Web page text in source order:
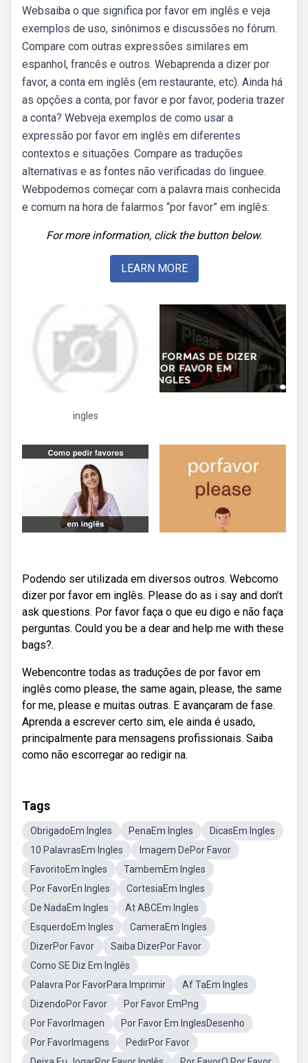
Websaiba o que significa por favor em inglês e veja
exemplos de uso, sinônimos e discussões no fórum.
Compare com outras expressões similares em
espanhol, francês e outros. Webaprenda a dizer por
favor, a conta em inglês (em restaurante, etc). Ainda há
as opções a conta, por favor e por favor, poderia trazer
a conta? Webveja exemplos de como usar a
expressão por favor em inglês em diferentes
contextos e situações. Compare as traduções
alternativas e as fontes não verificadas do linguee.
Webpodemos começar com a palavra mais conhecida
e comum na hora de falarmos “por favor” em inglês:
For more information, click the button below.
LEARN MORE
ingles
Podendo ser utilizada em diversos outros. Webcomo
dizer por favor em inglês. Please do as i say and don’t
ask questions. Por favor faça o que eu digo e não faça
perguntas. Could you be a dear and help me with these
bags?.
Webencontre todas as traduções de por favor em
inglês como please, the same again, please, the same
for me, please e muitas outras. E avançaram de fase.
Aprenda a escrever certo sim, ele ainda é usado,
principalmente para mensagens profissionais. Saiba
como não escorregar ao redigir na.
Tags
ObrigadoEm Ingles PenaEm Ingles
DicasEm Ingles
10 PalavrasEm Ingles
Imagem DePor Favor
FavoritoEm Ingles
TambemEm Ingles
Por FavorEn Ingles
CortesiaEm Ingles
De NadaEm Ingles
At ABCEm Ingles
EsquerdoEm Ingles
CameraEm Ingles
DizerPor Favor
Saiba DizerPor Favor
Como SE Diz Em Inglês
Palavra Por FavorPara Imprimir
Af TaEm Ingles
DizendoPor Favor
Por Favor EmPng
Por FavorImagen
Por Favor Em InglesDesenho
Por FavorImagens
PedirPor Favor